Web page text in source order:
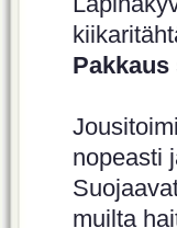
nopeasti
muilta